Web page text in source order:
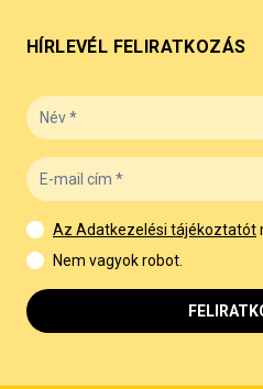
HÍRLEVÉL FELIRATKOZÁS
Az Adatkezelési tájékoztatót
Nem vagyok robot.